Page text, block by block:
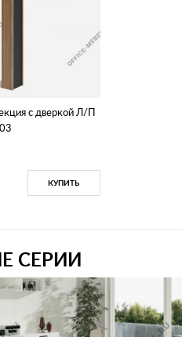
с дверкой Л/П
КУПИТЬ
СЕРИИ